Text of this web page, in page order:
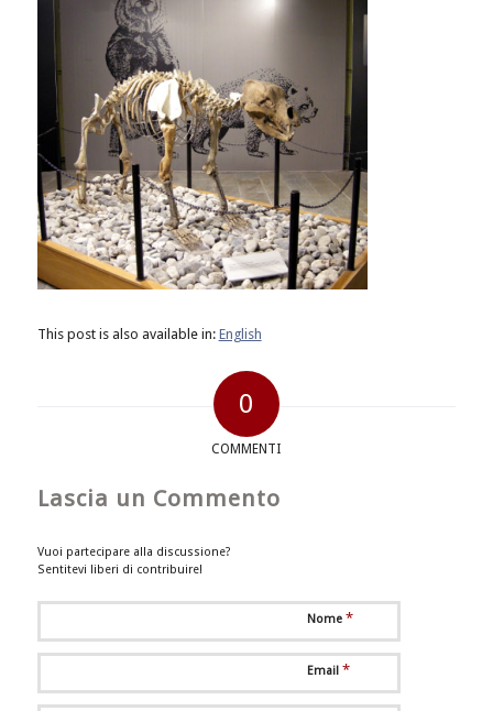
This post is also available in: English
0
COMMENTI
Lascia un Commento
Vuoi partecipare alla discussione?
Sentitevi liberi di contribuire!
Nome *
Email *